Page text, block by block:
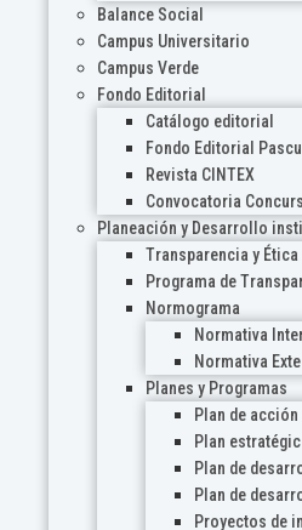
Balance Social
Campus Universitario
Campus Verde
Fondo Editorial
Catálogo editorial
Fondo Editorial
Revista CINTEX
Convocatoria
Planeación y Desarrollo
Transparencia y
Programa de
Normograma
Normativa
Normativa
Planes y Programas
Plan de acción
Plan
Plan de
Plan de
Proyectos de